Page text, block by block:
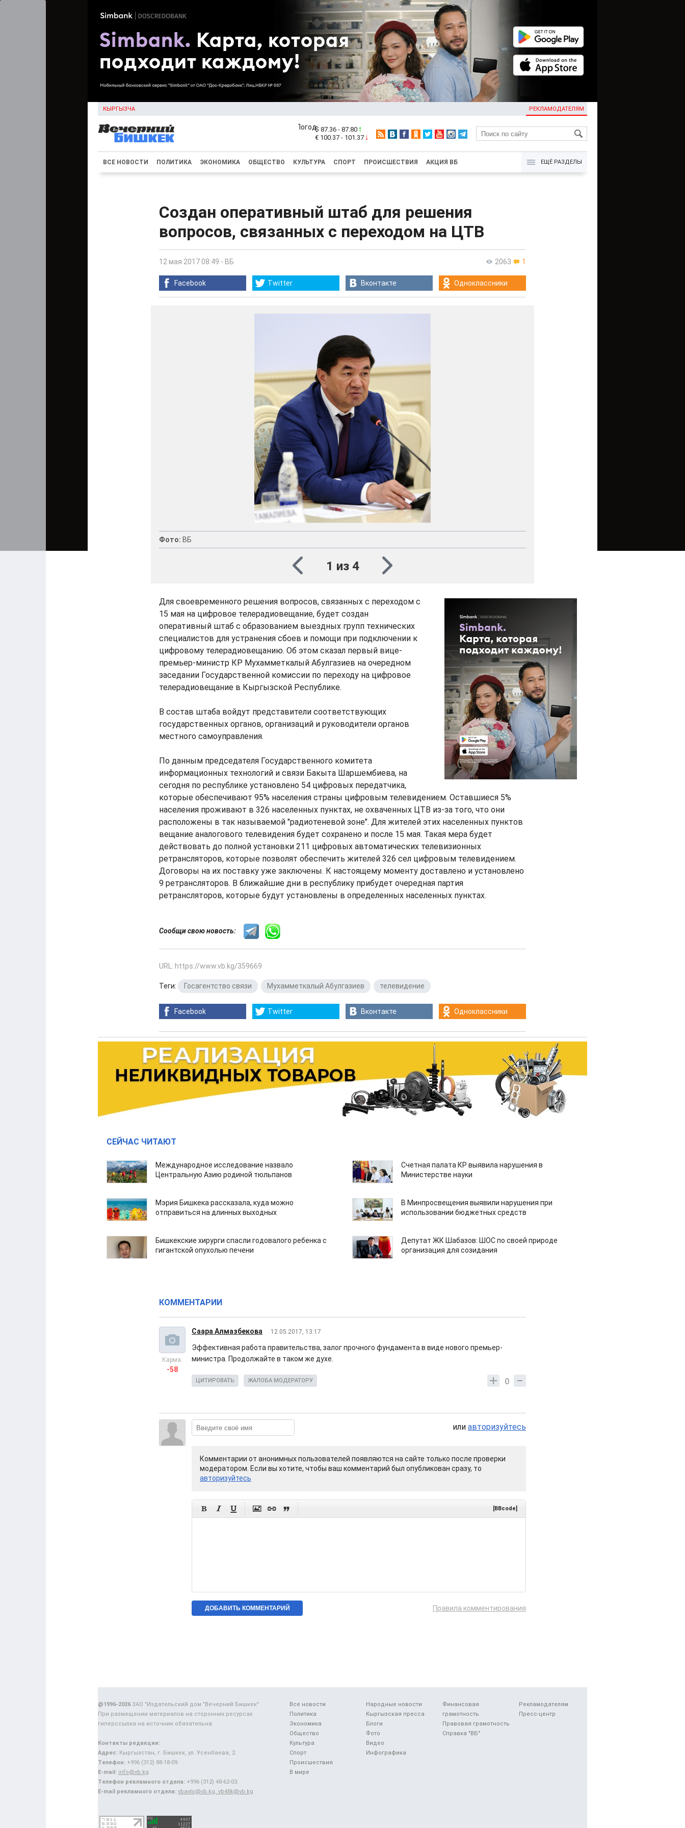
КЫРГЫЗЧА РЕКЛАМОДАТЕЛЯМ
KG
$ 87.36 - 87.80
€ 100.37 - 101.37
ВСЕ НОВОСТИ ПОЛИТИКА ЭКОНОМИКА ОБЩЕСТВО КУЛЬТУРА СПОРТ ПРОИСШЕСТВИЯ АКЦИЯ ВБ ЕЩЁ РАЗДЕЛЫ
Cоздан оперативный штаб для решения
вопросов, связанных с переходом на ЦТВ
2063 1
12 мая 2017 08:49 - ВБ
Facebook Twitter Вконтакте Одноклассники
Фото: ВБ
1 из 4
Для своевременного решения вопросов, связанных с переходом с
15 мая на цифровое телерадиовещание, будет создан
оперативный штаб с образованием выездных групп технических
специалистов для устранения сбоев и помощи при подключении к
цифровому телерадиовещанию. Об этом сказал первый вице-
премьер-министр КР Мухамметкалый Абулгазиев на очередном
заседании Государственной комиссии по переходу на цифровое
телерадиовещание в Кыргызской Республике.
В состав штаба войдут представители соответствующих
государственных органов, организаций и руководители органов
местного самоуправления.
По данным председателя Государственного комитета
информационных технологий и связи Бакыта Шаршембиева, на
сегодня по республике установлено 54 цифровых передатчика,
которые обеспечивают 95% населения страны цифровым телевидением. Оставшиеся 5%
населения проживают в 326 населенных пунктах, не охваченных ЦТВ из-за того, что они
расположены в так называемой "радиотеневой зоне". Для жителей этих населенных пунктов
вещание аналогового телевидения будет сохранено и после 15 мая. Такая мера будет
действовать до полной установки 211 цифровых автоматических телевизионных
ретрансляторов, которые позволят обеспечить жителей 326 сел цифровым телевидением.
Договоры на их поставку уже заключены. К настоящему моменту доставлено и установлено
9 ретрансляторов. В ближайшие дни в республику прибудет очередная партия
ретрансляторов, которые будут установлены в определенных населенных пунктах.
Сообщи свою новость:
URL: https://www.vb.kg/359669
Теги: Госагентство связи Мухамметкалый Абулгазиев телевидение
Facebook Twitter Вконтакте Одноклассники
СЕЙЧАС ЧИТАЮТ
Международное исследование назвало
Центральную Азию родиной тюльпанов
Счетная палата КР выявила нарушения в
Министерстве науки
Мэрия Бишкека рассказала, куда можно
отправиться на длинных выходных
В Минпросвещения выявили нарушения при
использовании бюджетных средств
Бишкекские хирурги спасли годовалого ребенка с
гигантской опухолью печени
Депутат ЖК Шабазов: ШОС по своей природе
организация для созидания
КОММЕНТАРИИ
Саара Алмазбекова 12.05.2017, 13:17
Карма:
-58
Эффективная работа правительства, залог прочного фундамента в виде нового премьер-
министра. Продолжайте в таком же духе.
0
ЦИТИРОВАТЬ ЖАЛОБА МОДЕРАТОРУ
или авторизуйтесь
Комментарии от анонимных пользователей появляются на сайте только после проверки
модератором. Если вы хотите, чтобы ваш комментарий был опубликован сразу, то
авторизуйтесь
      [BBcode]
Правила комментирования
Все новости
Политика
Экономика
Общество
Культура
Спорт
Происшествия
В мире
Народные новости
Кыргызская пресса
Блоги
Фото
Видео
Инфографика
Финансовая
грамотность
Правовая грамотность
Справка "ВБ"
Рекламодателям
Пресс-центр
@1996-2026ЗАО "Издательский дом "Вечерний Бишкек"
При размещении материалов на сторонних ресурсах
гиперссылка на источник обязательна.
Контакты редакции:
Адрес: Кыргызстан, г. Бишкек, ул. Усенбаева, 2.
Телефон: +996 (312) 88-18-09.
E-mail: info@vb.kg
Телефон рекламного отдела: +996 (312) 48-62-03.
E-mail рекламного отдела: vbavto@vb.kg, vb48k@vb.kg